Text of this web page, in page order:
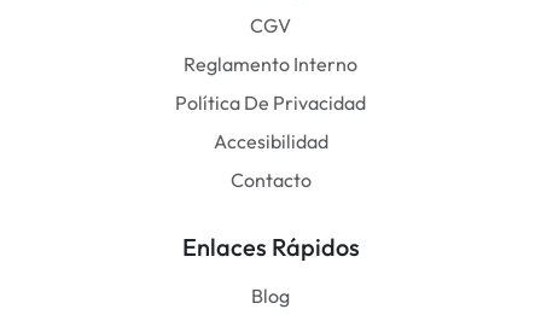
CGV
Reglamento Interno
Política De Privacidad
Accesibilidad
Contacto
Enlaces Rápidos
Blog